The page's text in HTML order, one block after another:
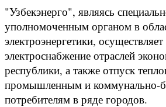
"Узбекэнерго", являясь
уполномоченным органом в
электроэнергетики,
электроснабжение отраслей
республики, а также отпуск
промышленным и коммунально-
потребителям в ряде городов.